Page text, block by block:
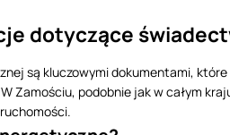
dotyczące
są kluczowymi dokumentami,
Zamościu, podobnie jak w całym